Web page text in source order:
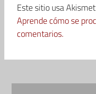
Este sitio usa
Aprende cómo se
comentarios.